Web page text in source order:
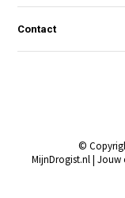
Contact
©
MijnDrogist.nl |